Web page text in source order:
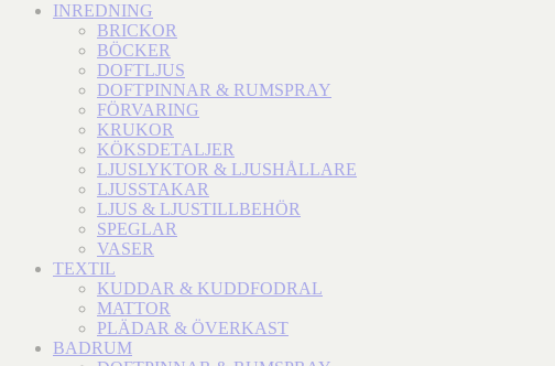
INREDNING
BRICKOR
BÖCKER
DOFTLJUS
DOFTPINNAR & RUMSPRAY
FÖRVARING
KRUKOR
KÖKSDETALJER
LJUSLYKTOR & LJUSHÅLLARE
LJUSSTAKAR
LJUS & LJUSTILLBEHÖR
SPEGLAR
VASER
TEXTIL
KUDDAR & KUDDFODRAL
MATTOR
PLÄDAR & ÖVERKAST
BADRUM